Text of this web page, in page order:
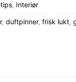
, Interiør
, duftpinner, frisk lukt,